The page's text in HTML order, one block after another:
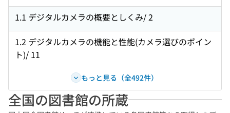
1.1 デジタルカメラの概要としくみ/ 2
1.2 デジタルカメラの機能と性能(カメラ選びのポイン
ト)/ 11
もっと見る（全492件）
全国の図書館の所蔵